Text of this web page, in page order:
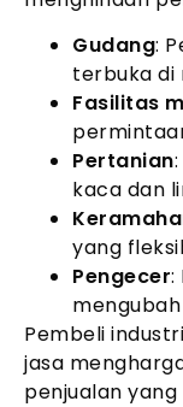
Gudang:
terbuka di
Fasilitas
Pertanian
kaca dan
yang
Pengecer:
Pembeli
jasa
penjualan